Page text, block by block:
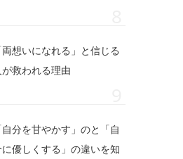
両想いになれる」と信じる
が救われる理由
自分を甘やかす」のと「自
優しくする」の違いを知